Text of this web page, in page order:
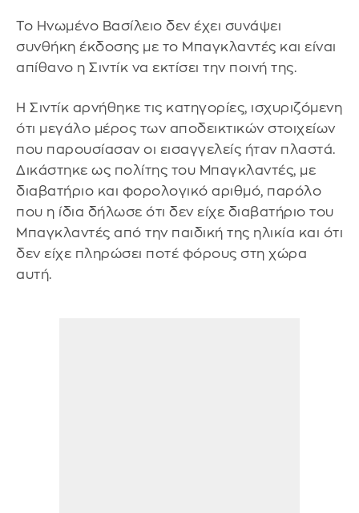
Το Ηνωμένο Βασίλειο δεν έχει συνάψει
συνθήκη έκδοσης με το Μπαγκλαντές και είναι
απίθανο η Σιντίκ να εκτίσει την ποινή της.
Η Σιντίκ αρνήθηκε τις κατηγορίες, ισχυριζόμενη
ότι μεγάλο μέρος των αποδεικτικών στοιχείων
που παρουσίασαν οι εισαγγελείς ήταν πλαστά.
Δικάστηκε ως πολίτης του Μπαγκλαντές, με
διαβατήριο και φορολογικό αριθμό, παρόλο
που η ίδια δήλωσε ότι δεν είχε διαβατήριο του
Μπαγκλαντές από την παιδική της ηλικία και ότι
δεν είχε πληρώσει ποτέ φόρους στη χώρα
αυτή.